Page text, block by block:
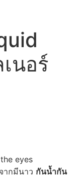
นอร์
eyes
ากมีนาว กันน้ำกัน